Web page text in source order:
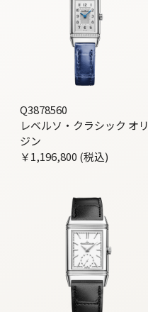
Q3878560
レベルソ・クラシック オリ
ジン
￥1,196,800 (税込)